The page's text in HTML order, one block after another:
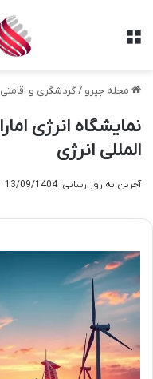
مجله جیرو /گردشگری و اقامتی
المللی انرژی
آخرین به روز رسانی: 13/09/1404